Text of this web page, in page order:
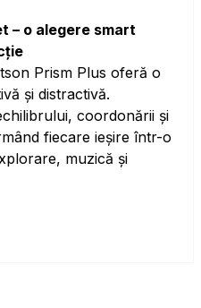
– o alegere smart
Prism Plus oferă o
și distractivă.
coordonării și
fiecare ieșire într-o
muzică și